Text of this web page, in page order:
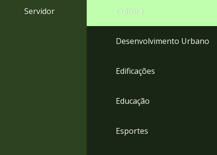
Servidor Cultura
Desenvolvimento Urbano
Edificações
Educação
Esportes